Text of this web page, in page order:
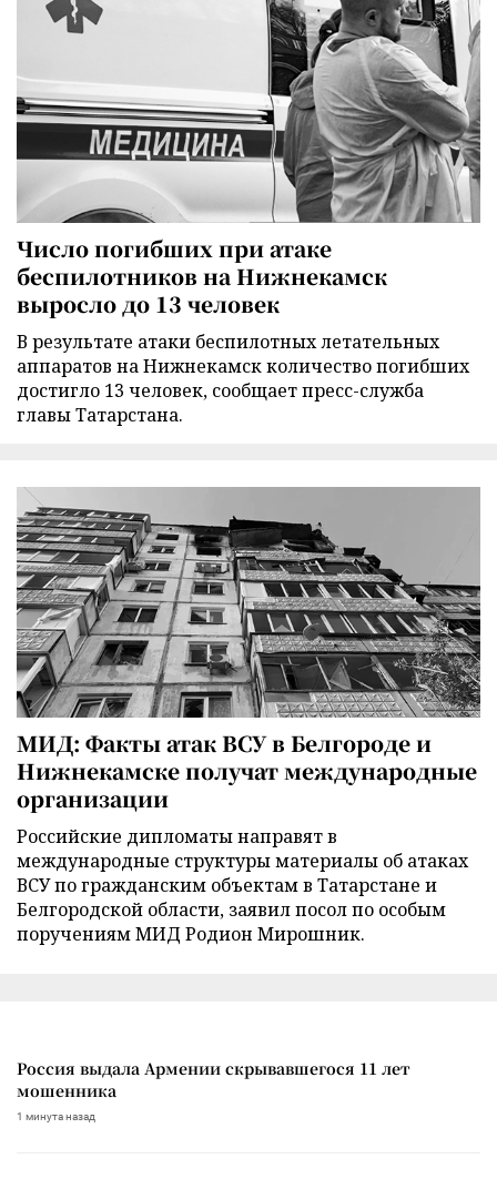
Число погибших при атаке
беспилотников на Нижнекамск
выросло до 13 человек
В результате атаки беспилотных летательных
аппаратов на Нижнекамск количество погибших
достигло 13 человек, сообщает пресс-служба
главы Татарстана.
МИД: Факты атак ВСУ в Белгороде и
Нижнекамске получат международные
организации
Российские дипломаты направят в
международные структуры материалы об атаках
ВСУ по гражданским объектам в Татарстане и
Белгородской области, заявил посол по особым
поручениям МИД Родион Мирошник.
Россия выдала Армении скрывавшегося 11 лет
мошенника
1 минута назад